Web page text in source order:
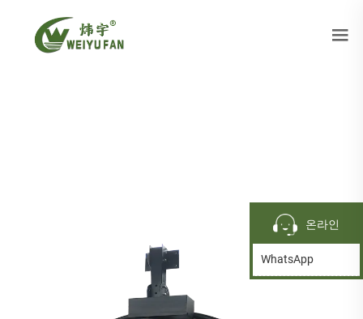
온라인
WhatsApp